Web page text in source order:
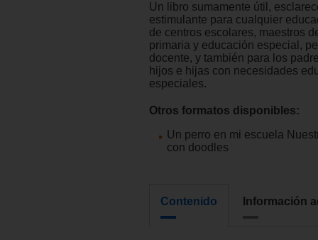
Un libro sumamente útil,
estimulante para cualquier
de centros escolares, maestros
primaria y educación especial,
docente, y también para los
hijos e hijas con necesidades
especiales.
Otros formatos disponibles:
Un perro en mi escuela
con doodles
Contenido Información